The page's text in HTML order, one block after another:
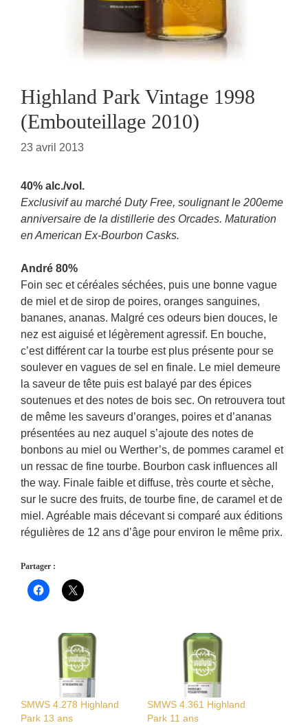
Highland Park Vintage 1998
(Embouteillage 2010)
23 avril 2013
40% alc./vol.
Exclusivif au marché Duty Free, soulignant le 200eme
anniversaire de la distillerie des Orcades. Maturation
en American Ex-Bourbon Casks.
André 80%
Foin sec et céréales séchées, puis une bonne vague
de miel et de sirop de poires, oranges sanguines,
bananes, ananas. Malgré ces odeurs bien douces, le
nez est aiguisé et légèrement agressif. En bouche,
c’est différent car la tourbe est plus présente pour se
soulever en vagues de sel en finale. Le miel demeure
la saveur de tête puis est balayé par des épices
soutenues et des notes de bois sec. On retrouvera tout
de même les saveurs d’oranges, poires et d’ananas
présentées au nez auquel s’ajoute des notes de
bonbons au miel ou Werther’s, de pommes caramel et
un ressac de fine tourbe. Bourbon cask influences all
the way. Finale faible et diffuse, très courte et sèche,
sur le sucre des fruits, de tourbe fine, de caramel et de
miel. Agréable mais décevant si comparé aux éditions
régulières de 12 ans d’âge pour environ le même prix.
Partager :
SMWS 4.278 Highland
Park 13 ans
SMWS 4.361 Highland
Park 11 ans